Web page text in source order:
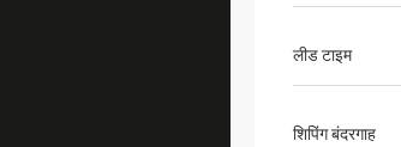
लीड टाइम
शिपिंग बंदरगाह